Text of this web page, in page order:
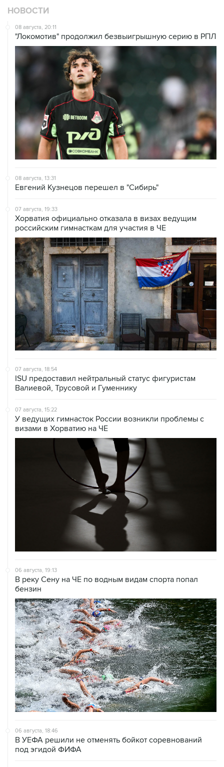
НОВОСТИ
08 августа, 20:11
"Локомотив" продолжил безвыигрышную серию в РПЛ
08 августа, 13:31
Евгений Кузнецов перешел в "Сибирь"
07 августа, 19:33
Хорватия официально отказала в визах ведущим
российским гимнасткам для участия в ЧЕ
07 августа, 18:54
ISU предоставил нейтральный статус фигуристам
Валиевой, Трусовой и Гуменнику
07 августа, 15:22
У ведущих гимнасток России возникли проблемы с
визами в Хорватию на ЧЕ
06 августа, 19:13
В реку Сену на ЧЕ по водным видам спорта попал
бензин
06 августа, 18:46
В УЕФА решили не отменять бойкот соревнований
под эгидой ФИФА